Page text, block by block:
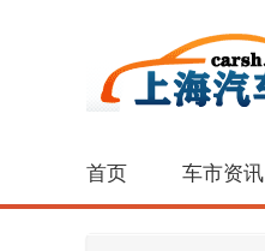
首页 车市资讯